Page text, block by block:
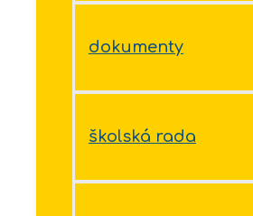
dokumenty
školská rada